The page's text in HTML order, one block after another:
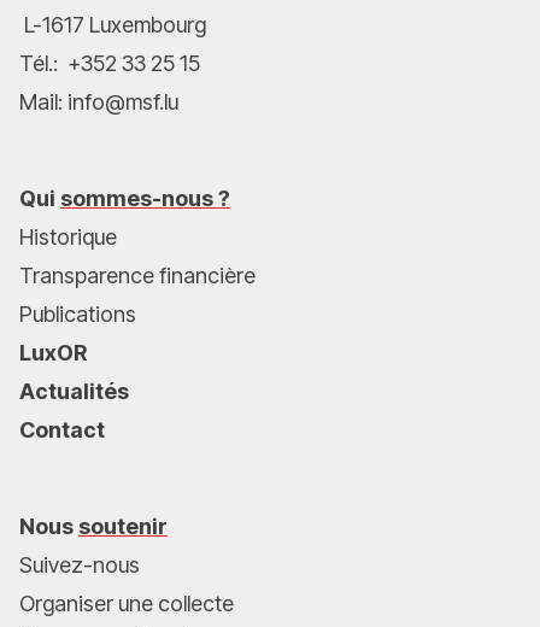
L-1617 Luxembourg
Tél.: +352 33 25 15
Mail: info@msf.lu
Qui sommes-nous ?
Historique
Transparence financière
Publications
LuxOR
Actualités
Contact
Nous soutenir
Suivez-nous
Organiser une collecte